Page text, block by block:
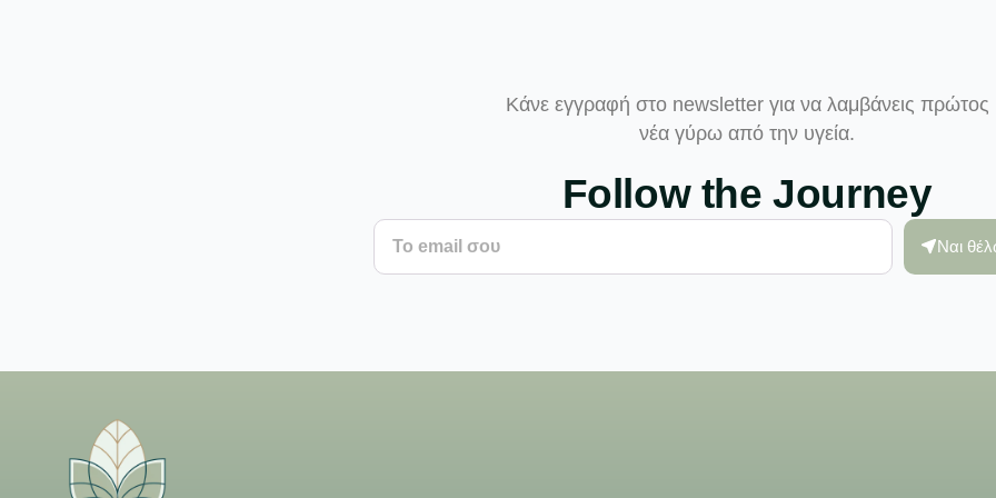
Κάνε εγγραφή στο newsletter για να λαμβάνεις πρώτος
νέα γύρω από την υγεία.
Follow the Journey
Ναι